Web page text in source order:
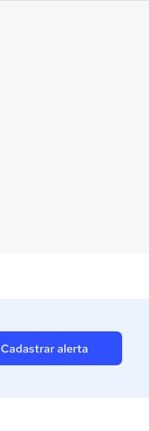
Cadastrar alerta